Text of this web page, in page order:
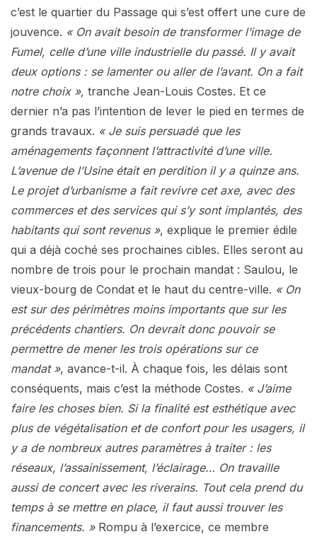
c’est le quartier du Passage qui s’est offert une cure de
jouvence. « On avait besoin de transformer l’image de
Fumel, celle d’une ville industrielle du passé. Il y avait
deux options : se lamenter ou aller de l’avant. On a fait
notre choix », tranche Jean-Louis Costes. Et ce
dernier n’a pas l’intention de lever le pied en termes de
grands travaux. « Je suis persuadé que les
aménagements façonnent l’attractivité d’une ville.
L’avenue de l’Usine était en perdition il y a quinze ans.
Le projet d’urbanisme a fait revivre cet axe, avec des
commerces et des services qui s’y sont implantés, des
habitants qui sont revenus », explique le premier édile
qui a déjà coché ses prochaines cibles. Elles seront au
nombre de trois pour le prochain mandat : Saulou, le
vieux-bourg de Condat et le haut du centre-ville. « On
est sur des périmètres moins importants que sur les
précédents chantiers. On devrait donc pouvoir se
permettre de mener les trois opérations sur ce
mandat », avance-t-il. À chaque fois, les délais sont
conséquents, mais c’est la méthode Costes. « J’aime
faire les choses bien. Si la finalité est esthétique avec
plus de végétalisation et de confort pour les usagers, il
y a de nombreux autres paramètres à traiter : les
réseaux, l’assainissement, l’éclairage… On travaille
aussi de concert avec les riverains. Tout cela prend du
temps à se mettre en place, il faut aussi trouver les
financements. » Rompu à l’exercice, ce membre